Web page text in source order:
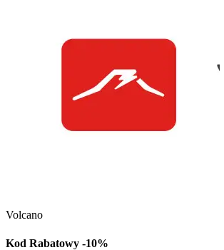
Volcano
Kod Rabatowy -10%